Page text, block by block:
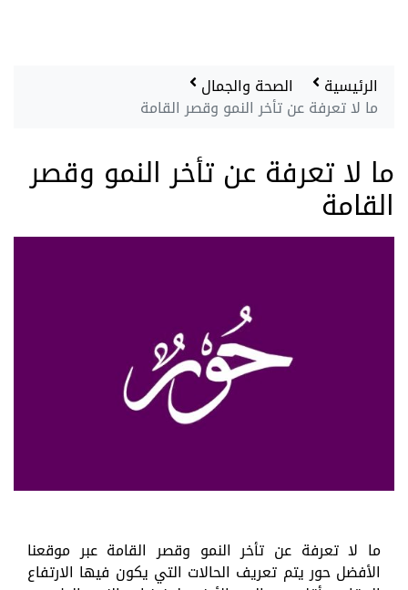
الرئيسية الصحة والجمال
ما لا تعرفة عن تأخر النمو وقصر القامة
ما لا تعرفة عن تأخر النمو وقصر
القامة
ما لا تعرفة عن تأخر النمو وقصر القامة عبر موقعنا
الأفضل حور يتم تعريف الحالات التي يكون فيها الارتفاع